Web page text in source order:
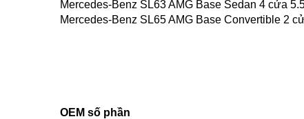
Mercedes-Benz SL63 AMG Base Sedan 4 cửa
Mercedes-Benz SL65 AMG Base Convertible 2
OEM số phần